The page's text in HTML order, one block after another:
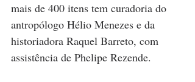
mais de 400 itens tem curadoria do
antropólogo Hélio Menezes e da
historiadora Raquel Barreto, com
assistência de Phelipe Rezende.